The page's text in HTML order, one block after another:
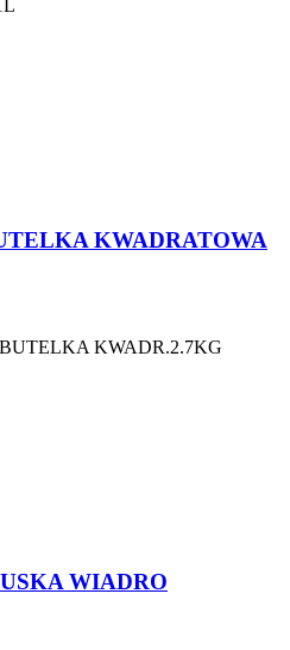
KWADRATOWA
KWADR.2.7KG
WIADRO